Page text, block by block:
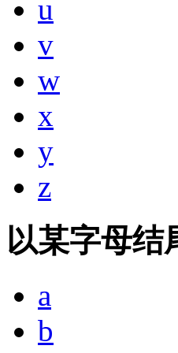
u
v
w
x
y
z
以某字母结
a
b